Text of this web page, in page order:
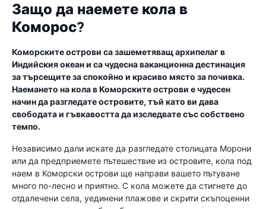
Защо да наемете кола в
Коморос?
Коморските острови са зашеметяващ архипелаг в
Индийския океан и са чудесна ваканционна дестинация
за търсещите за спокойно и красиво място за почивка.
Наемането на кола в Коморските острови е чудесен
начин да разгледате островите, тъй като ви дава
свободата и гъвкавостта да изследвате със собствено
темпо.
Независимо дали искате да разгледате столицата Морони
или да предприемете пътешествие из островите, кола под
наем в Коморски острови ще направи вашето пътуване
много по-лесно и приятно. С кола можете да стигнете до
отдалечени села, уединени плажове и скрити скъпоценни